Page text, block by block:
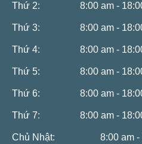
Thứ 2: 8:00 am -
Thứ 3: 8:00 am -
Thứ 4: 8:00 am -
Thứ 5: 8:00 am -
Thứ 6: 8:00 am -
Thứ 7: 8:00 am -
Chủ Nhật: 8:00 am